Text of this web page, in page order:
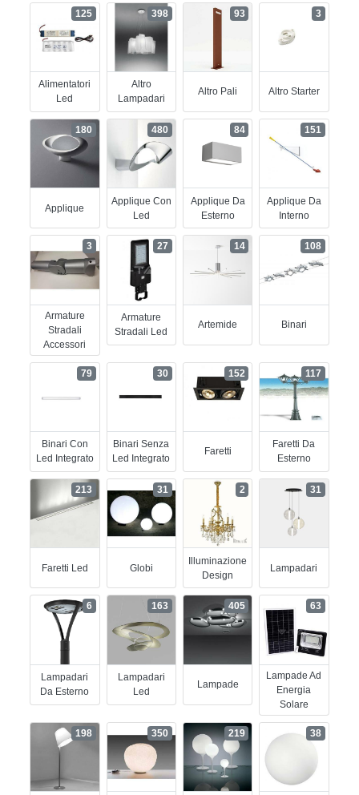
Alimentatori
Led
125
Altro
Lampadari
398
Altro Pali
93
Altro Starter
3
Applique
180
Applique Con
Led
480
Applique Da
Esterno
84
Applique Da
Interno
151
Armature
Stradali
Accessori
3
Armature
Stradali Led
27
Artemide
14
Binari
108
Binari Con
Led Integrato
79
Binari Senza
Led Integrato
30
Faretti
152
Faretti Da
Esterno
117
Faretti Led
213
Globi
31
Illuminazione
Design
2
Lampadari
31
Lampadari
Da Esterno
6
Lampadari
Led
163
Lampade
405
Lampade Ad
Energia
Solare
63
198 350 219 38